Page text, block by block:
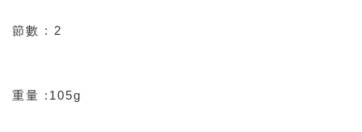
節數 : 2
重量 :105g